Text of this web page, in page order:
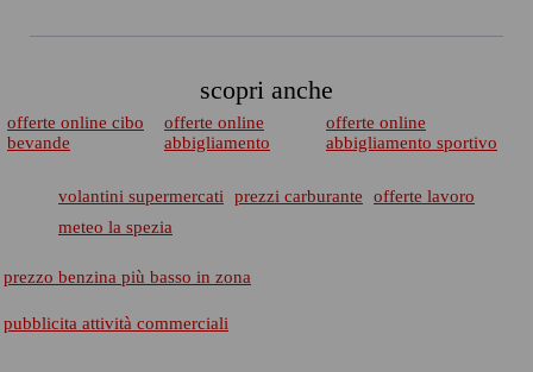
scopri anche
offerte online cibo
bevande
offerte online
abbigliamento
offerte online
abbigliamento sportivo
volantini supermercati prezzi carburante
offerte lavoro
meteo la spezia
prezzo benzina più basso in zona
pubblicita attività commerciali